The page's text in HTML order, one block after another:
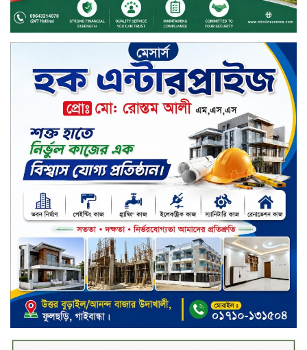
চুয়াডাঙ্গায় বিএআরআই’র কৃষি গবেষণা
কেন্দ্র, মেহেরপুর এর আঞ্চলিক রিভিউ
কর্মশালা/২০২৫-২৬ অনুষ্ঠিত
মুসলিম নিকাহ রেজিস্ট্রার কল্যাণ
পরিষদের সম্মেলন অনুষ্ঠিত
দীর্ঘস্থায়ী ৭,৫০০ এমএএইচ ব্যাটারি
এবং শক্তিশালী গরিলা গ্লাস ৭আই সুরক্ষা
নিয়ে শাওমি উন্মোচন করল নতুন রেডমি
১৭
খালেদা জিয়ার গাড়ীতে হামলাকারী
রুবেলের গোত্রীয় সন্ত্রাসীদের গ্রেফতারের
দাবি
ক্যাশলেস বাংলাদেশ বিনির্মাণে
ইসলামী ব্যাংকের উদ্যোগে বাংলা
কিউআর নিয়ে বিশিষ্ট আলেমদের সঙ্গে
মতবিনিময় সভা অনুষ্ঠিত
‘শেখ হাসিনা ডিসেম্বরে ফিরলে গণহত্যার
দায় নিয়ে কারাগারে যাবেন,’ আইনমন্ত্রী